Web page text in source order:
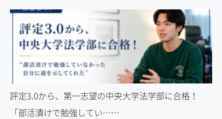
評定3.0から、第一志望の中央大学法学部に合格！
「部活漬けで勉強してい……